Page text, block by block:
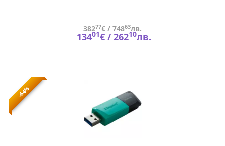
38277€ /74863лв.
13401€ /26210лв.
-64%